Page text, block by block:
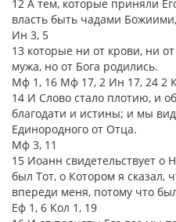
12 А тем, которые приняли
власть быть чадами Божиими,
Ин 3, 5
13 которые ни от крови, ни
мужа, но от Бога родились.
Мф 1, 16 Мф 17, 2 Ин 17, 24 2
14 И Слово стало плотию, и
благодати и истины; и мы
Единородного от Отца.
Мф 3, 11
15 Иоанн свидетельствует о
был Тот, о Котором я сказал,
впереди меня, потому что
Еф 1, 6 Кол 1, 19